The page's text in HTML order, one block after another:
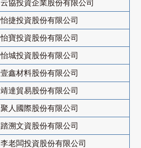
云協投資企業股份有限公司
怡捷投資股份有限公司
怡寶投資股份有限公司
怡城投資股份有限公司
壹鑫材料股份有限公司
靖達貿易股份有限公司
聚人國際股份有限公司
踏溯文資股份有限公司
李老闆投資股份有限公司